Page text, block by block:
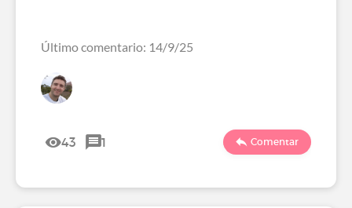
Último comentario: 14/9/25
43 1 Comentar